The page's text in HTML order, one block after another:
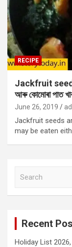
RECIPE
Jackfruit
আৰু কোমোৰা পাত
June 26, 2019
Jackfruit seeds
may be eaten
Recent
Holiday List 2026,